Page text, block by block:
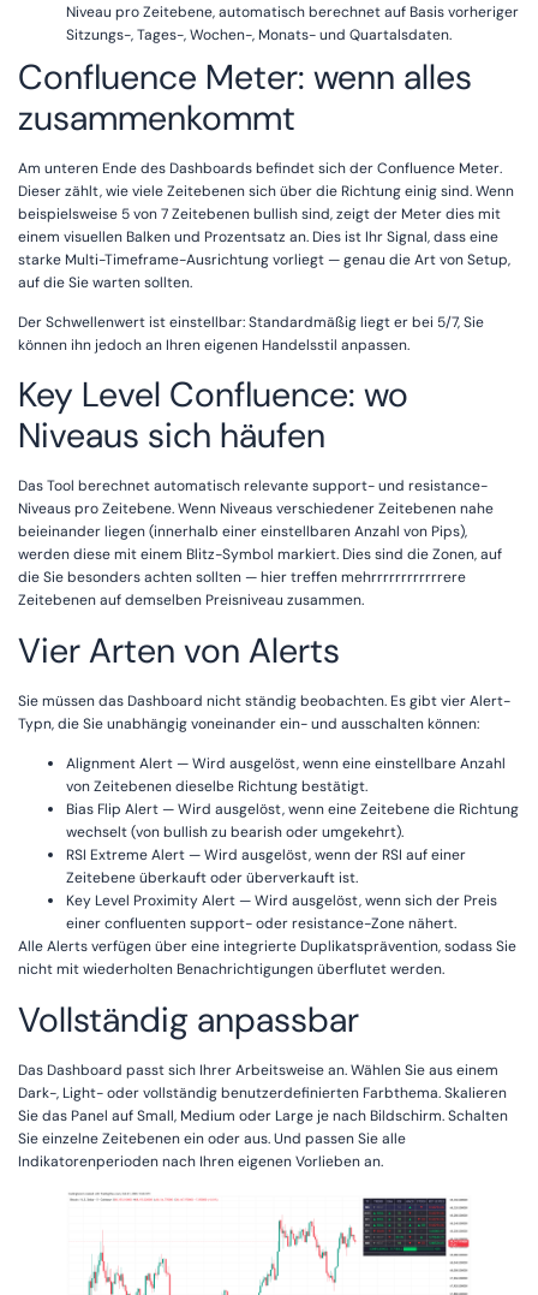
Niveau pro Zeitebene, automatisch berechnet auf Basis vorheriger
Sitzungs-, Tages-, Wochen-, Monats- und Quartalsdaten.
Confluence Meter: wenn alles
zusammenkommt
Am unteren Ende des Dashboards befindet sich der Confluence Meter.
Dieser zählt, wie viele Zeitebenen sich über die Richtung einig sind. Wenn
beispielsweise 5 von 7 Zeitebenen bullish sind, zeigt der Meter dies mit
einem visuellen Balken und Prozentsatz an. Dies ist Ihr Signal, dass eine
starke Multi-Timeframe-Ausrichtung vorliegt — genau die Art von Setup,
auf die Sie warten sollten.
Der Schwellenwert ist einstellbar: Standardmäßig liegt er bei 5/7, Sie
können ihn jedoch an Ihren eigenen Handelsstil anpassen.
Key Level Confluence: wo
Niveaus sich häufen
Das Tool berechnet automatisch relevante support- und resistance-
Niveaus pro Zeitebene. Wenn Niveaus verschiedener Zeitebenen nahe
beieinander liegen (innerhalb einer einstellbaren Anzahl von Pips),
werden diese mit einem Blitz-Symbol markiert. Dies sind die Zonen, auf
die Sie besonders achten sollten — hier treffen mehrrrrrrrrrrrrere
Zeitebenen auf demselben Preisniveau zusammen.
Vier Arten von Alerts
Sie müssen das Dashboard nicht ständig beobachten. Es gibt vier Alert-
Typn, die Sie unabhängig voneinander ein- und ausschalten können:
Alignment Alert — Wird ausgelöst, wenn eine einstellbare Anzahl
von Zeitebenen dieselbe Richtung bestätigt.
Bias Flip Alert — Wird ausgelöst, wenn eine Zeitebene die Richtung
wechselt (von bullish zu bearish oder umgekehrt).
RSI Extreme Alert — Wird ausgelöst, wenn der RSI auf einer
Zeitebene überkauft oder überverkauft ist.
Key Level Proximity Alert — Wird ausgelöst, wenn sich der Preis
einer confluenten support- oder resistance-Zone nähert.
Alle Alerts verfügen über eine integrierte Duplikatsprävention, sodass Sie
nicht mit wiederholten Benachrichtigungen überflutet werden.
Vollständig anpassbar
Das Dashboard passt sich Ihrer Arbeitsweise an. Wählen Sie aus einem
Dark-, Light- oder vollständig benutzerdefinierten Farbthema. Skalieren
Sie das Panel auf Small, Medium oder Large je nach Bildschirm. Schalten
Sie einzelne Zeitebenen ein oder aus. Und passen Sie alle
Indikatorenperioden nach Ihren eigenen Vorlieben an.